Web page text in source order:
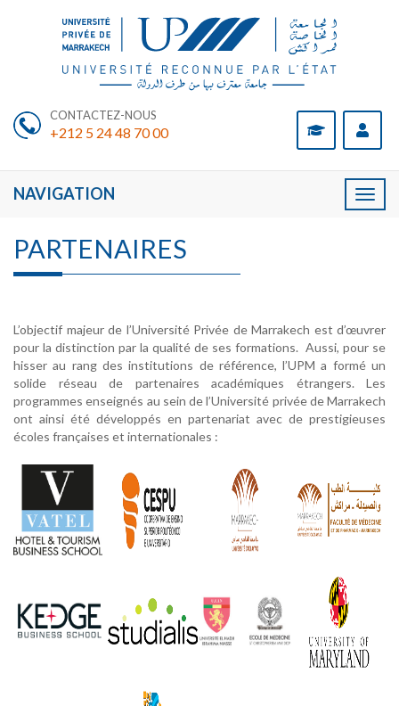
CONTACTEZ-NOUS
+212 5 24 48 70 00
NAVIGATION
PARTENAIRES
L’objectif majeur de l’Université Privée de Marrakech est d’œuvrer
pour la distinction par la qualité de ses formations. Aussi, pour se
hisser au rang des institutions de référence, l’UPM a formé un
solide réseau de partenaires académiques étrangers. Les
programmes enseignés au sein de l’Université privée de Marrakech
ont ainsi été développés en partenariat avec de prestigieuses
écoles françaises et internationales :